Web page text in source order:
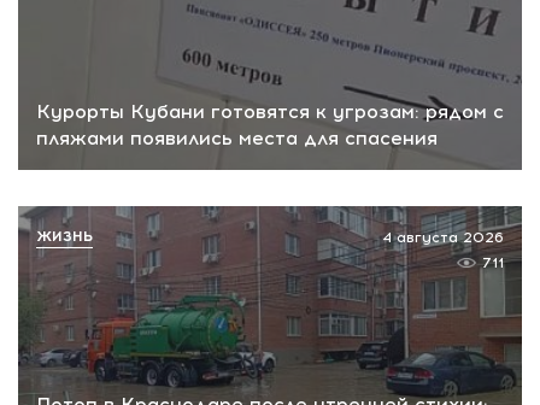
Курорты Кубани готовятся к угрозам: рядом с
пляжами появились места для спасения
4 августа 2026
711
ЖИЗНЬ